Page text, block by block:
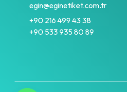
egin@eginetiket.com.tr
+90 216 499 43 38
+90 533 935 80 89